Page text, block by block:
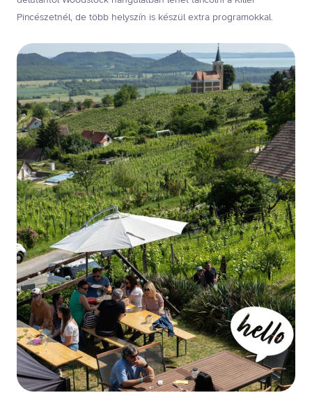
Pincészetnél, de több helyszín is készül extra programokkal.